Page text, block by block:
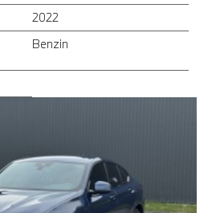
2022
Benzin